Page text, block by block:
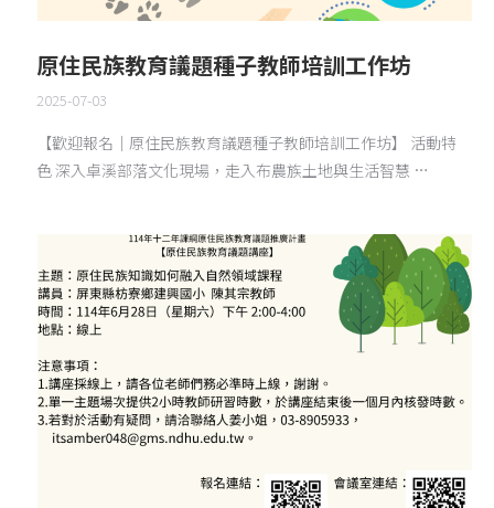
原住民族教育議題種子教師培訓工作坊
2025-07-03
【歡迎報名｜原住民族教育議題種子教師培訓工作坊】 活動特
色 深入卓溪部落文化現場，走入布農族土地與生活智慧 …